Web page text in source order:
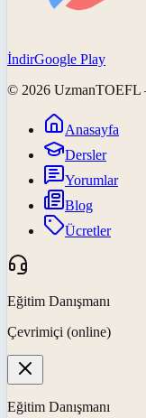
İndirGoogle Play
© 2026 UzmanTOEFL
Anasayfa
Dersler
Yorumlar
Blog
Ücretler
Eğitim Danışmanı
Çevrimiçi (online)
Eğitim Danışmanı